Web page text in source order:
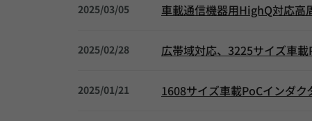
2025/03/05 車載通信機器用HighQ対応高
2025/02/28 広帯域対応、3225サイズ車
2025/01/21 1608サイズ車載PoCインダ